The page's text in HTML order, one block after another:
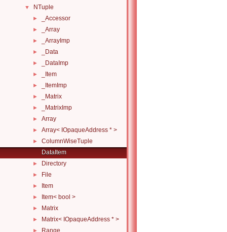
▼ NTuple
► _Accessor
► _Array
► _ArrayImp
► _Data
► _DataImp
► _Item
► _ItemImp
► _Matrix
► _MatrixImp
► Array
► Array< IOpaqueAddress * >
►
ColumnWiseTuple
DataItem
► Directory
► File
► Item
► Item< bool >
► Matrix
► Matrix< IOpaqueAddress * >
Range